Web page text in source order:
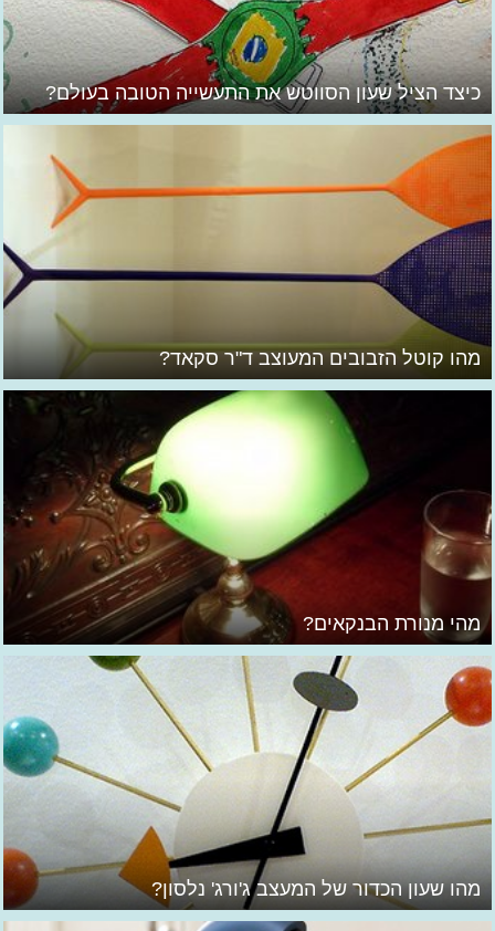
כיצד הציל שעון הסווטש את התעשייה הטובה בעולם?
מהו קוטל הזבובים המעוצב ד"ר סקאד?
מהי מנורת הבנקאים?
מהו שעון הכדור של המעצב ג'ורג' נלסון?